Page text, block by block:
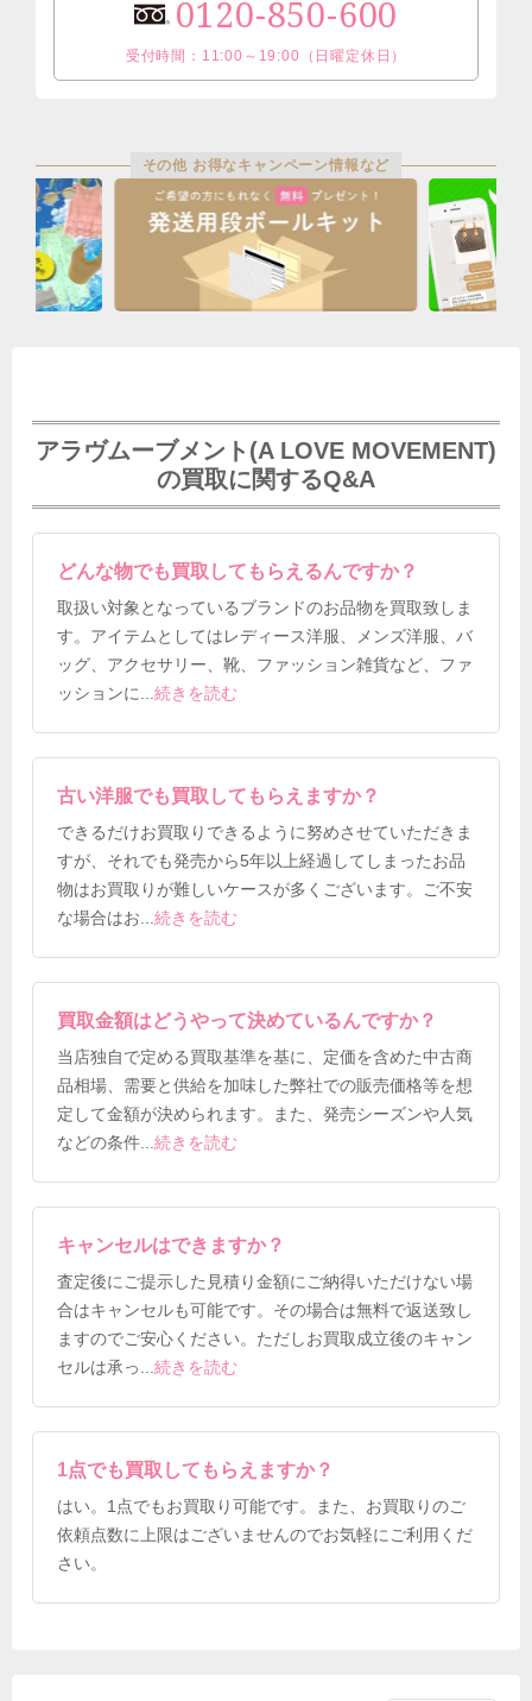
0120-850-600
受付時間：11:00～19:00（日曜定休日）
その他 お得なキャンペーン情報など
アラヴムーブメント(A LOVE MOVEMENT)
の買取に関するQ&A
どんな物でも買取してもらえるんですか？
取扱い対象となっているブランドのお品物を買取致しま
す。アイテムとしてはレディース洋服、メンズ洋服、バ
ッグ、アクセサリー、靴、ファッション雑貨など、ファ
ッションに...続きを読む
古い洋服でも買取してもらえますか？
できるだけお買取りできるように努めさせていただきま
すが、それでも発売から5年以上経過してしまったお品
物はお買取りが難しいケースが多くございます。ご不安
な場合はお...続きを読む
買取金額はどうやって決めているんですか？
当店独自で定める買取基準を基に、定価を含めた中古商
品相場、需要と供給を加味した弊社での販売価格等を想
定して金額が決められます。また、発売シーズンや人気
などの条件 ...続きを読む
キャンセルはできますか？
査定後にご提示した見積り金額にご納得いただけない場
合はキャンセルも可能です。その場合は無料で返送致し
ますのでご安心ください。ただしお買取成立後のキャン
セルは承っ
...続きを読む
1点でも買取してもらえますか？
はい。1点でもお買取り可能です。また、お買取りのご
依頼点数に上限はございませんのでお気軽にご利用くだ
さい。